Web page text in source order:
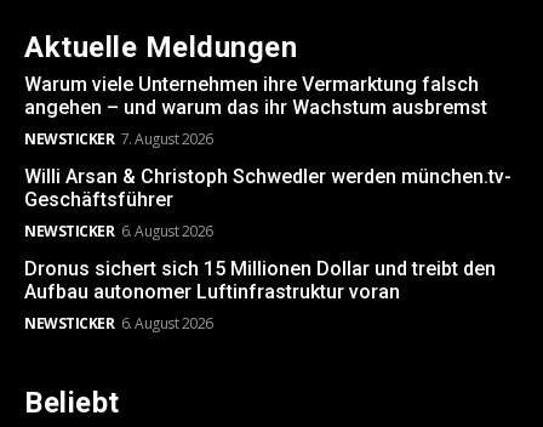
Aktuelle Meldungen
Warum viele Unternehmen ihre Vermarktung falsch
angehen – und warum das ihr Wachstum ausbremst
NEWSTICKER 7. August 2026
Willi Arsan & Christoph Schwedler werden münchen.tv-
Geschäftsführer
NEWSTICKER 6. August 2026
Dronus sichert sich 15 Millionen Dollar und treibt den
Aufbau autonomer Luftinfrastruktur voran
NEWSTICKER 6. August 2026
Beliebt